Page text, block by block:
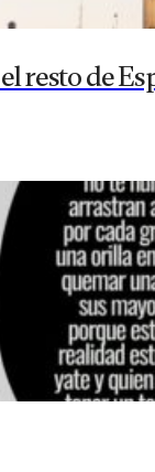
el resto de